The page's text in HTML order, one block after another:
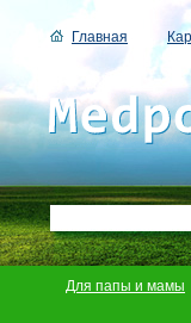
Главная
Для папы и мамы